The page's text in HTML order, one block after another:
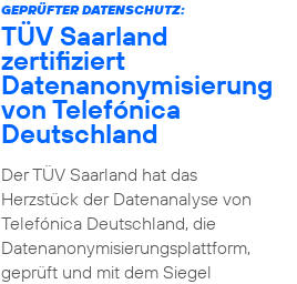
GEPRÜFTER DATENSCHUTZ:
TÜV Saarland
zertifiziert
Datenanonymisierung
von Telefónica
Deutschland
Der TÜV Saarland hat das
Herzstück der Datenanalyse von
Telefónica Deutschland, die
Datenanonymisierungsplattform,
geprüft und mit dem Siegel